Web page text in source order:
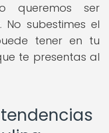
queremos ser
subestimes el
tener en tu
te presentas al